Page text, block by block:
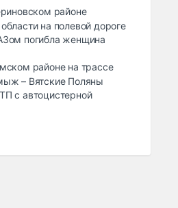
районе
на полевой дороге
погибла женщина
районе на трассе
– Вятские Поляны
с автоцистерной